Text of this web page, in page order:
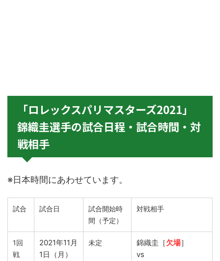
「ロレックスパリマスターズ2021」
錦織圭選手の試合日程・試合時間・対
戦相手
※日本時間にあわせています。
試合 試合日
試合開始時
間（予定）
対戦相手
1回
戦
2021年11月
1日（月）
未定 錦織圭［欠場］
vs